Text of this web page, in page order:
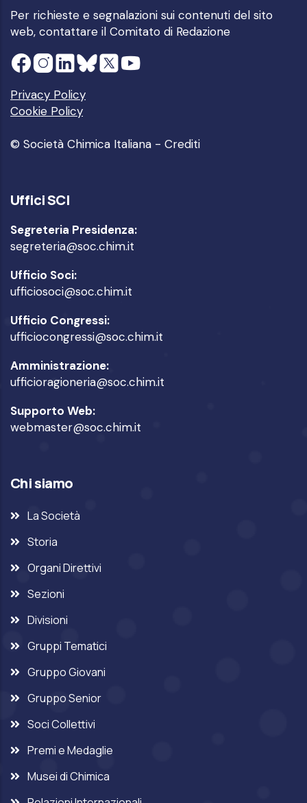
Per richieste e segnalazioni sui contenuti del sito
web, contattare il Comitato di Redazione
Privacy Policy
Cookie Policy
© Società Chimica Italiana - Crediti
Uffici SCI
Segreteria Presidenza:
segreteria@soc.chim.it
Ufficio Soci:
ufficiosoci@soc.chim.it
Ufficio Congressi:
ufficiocongressi@soc.chim.it
Amministrazione:
ufficioragioneria@soc.chim.it
Supporto Web:
webmaster@soc.chim.it
Chi siamo
La Società
Storia
Organi Direttivi
Sezioni
Divisioni
Gruppi Tematici
Gruppo Giovani
Gruppo Senior
Soci Collettivi
Premi e Medaglie
Musei di Chimica